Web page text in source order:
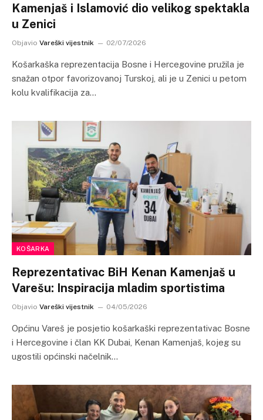
Kamenjaš i Islamović dio velikog spektakla
u Zenici
Objavio Vareški vijestnik 02/07/2026
Košarkaška reprezentacija Bosne i Hercegovine pružila je
snažan otpor favorizovanoj Turskoj, ali je u Zenici u petom
kolu kvalifikacija za…
KOŠARKA
Reprezentativac BiH Kenan Kamenjaš u
Varešu: Inspiracija mladim sportistima
Objavio Vareški vijestnik 04/05/2026
Općinu Vareš je posjetio košarkaški reprezentativac Bosne
i Hercegovine i član KK Dubai, Kenan Kamenjaš, kojeg su
ugostili općinski načelnik…